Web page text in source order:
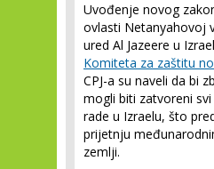
Uvođenje novog
ovlasti Netanyahovoj
ured Al Jazeere u
Komiteta za zaštitu
CPJ-a su naveli da bi
mogli biti zatvoreni
rade u Izraelu, što
prijetnju
zemlji.